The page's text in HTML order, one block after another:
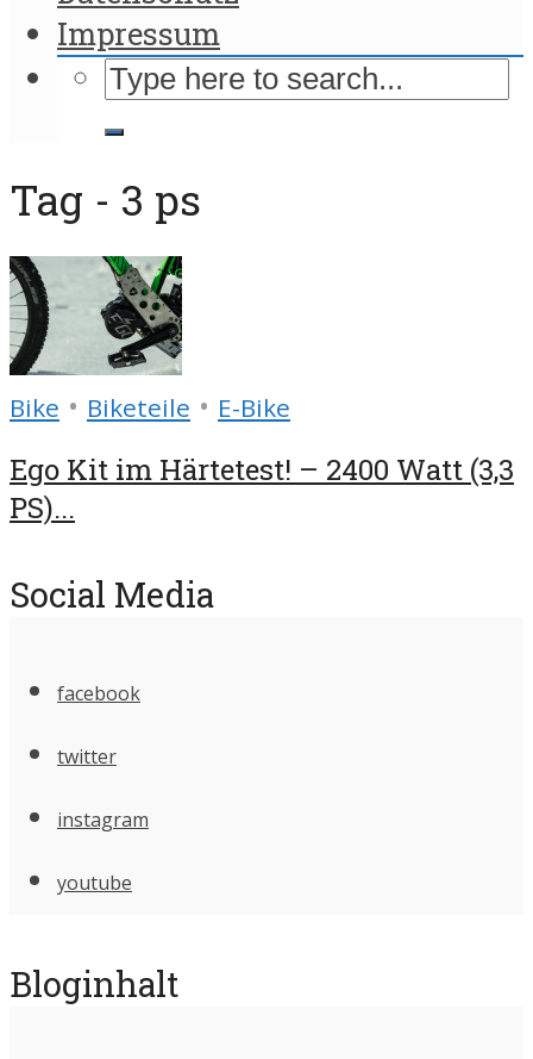
Impressum
Tag - 3 ps
Bike • Biketeile • E-Bike
Ego Kit im Härtetest! – 2400 Watt (3,3
PS)...
Social Media
facebook
twitter
instagram
youtube
Bloginhalt